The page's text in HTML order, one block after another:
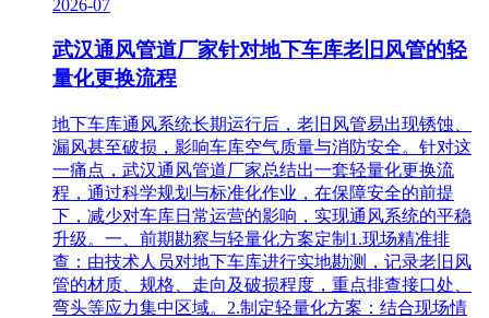
2026-07
武汉通风管道厂家针对地下车库老旧风管的轻
量化更换流程
地下车库通风系统长期运行后，老旧风管易出现锈蚀、
漏风甚至破损，影响车库空气质量与消防安全。针对这
一痛点，武汉通风管道厂家总结出一套轻量化更换流
程，通过科学规划与标准化作业，在保障安全的前提
下，减少对车库日常运营的影响，实现通风系统的平稳
升级。一、前期勘察与轻量化方案定制1.现场精准排
查：由技术人员对地下车库进行实地勘测，记录老旧风
管的材质、规格、走向及破损程度，重点排查接口处、
弯头等应力集中区域。2.制定轻量化方案：结合现场情